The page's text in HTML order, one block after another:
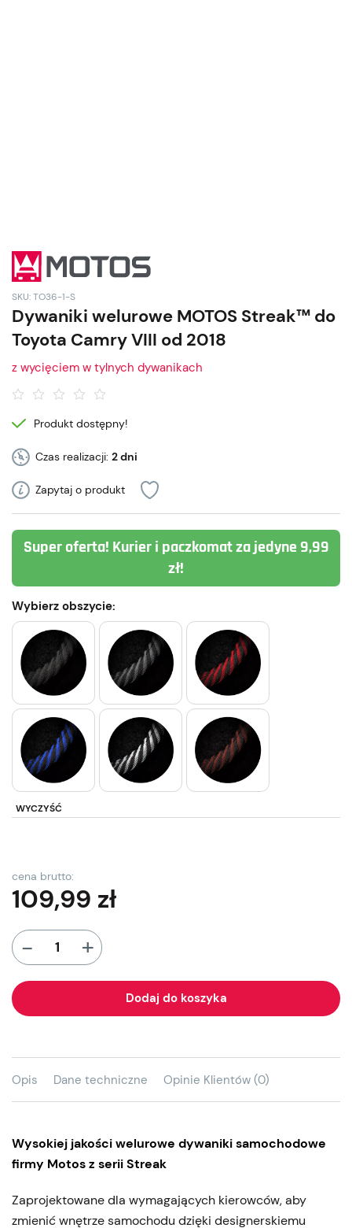
SKU: TO36-1-S
Dywaniki welurowe MOTOS Streak™ do
Toyota Camry VIII od 2018
z wycięciem w tylnych dywanikach
Produkt dostępny!
Czas realizacji: 2 dni
Zapytaj o produkt
Super oferta! Kurier i paczkomat za jedyne 9,99
zł!
Wybierz obszycie:
WYCZYŚĆ
cena brutto:
109,99 zł
- +
Dodaj do koszyka
Opis Dane techniczne Opinie Klientów (0)
Wysokiej jakości welurowe dywaniki samochodowe
firmy Motos z serii Streak
Zaprojektowane dla wymagających kierowców, aby
zmienić wnętrze samochodu dzięki designerskiemu